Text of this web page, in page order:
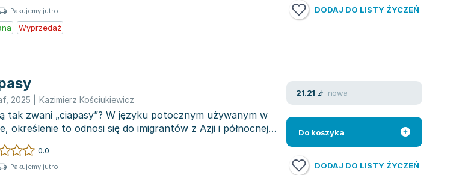
Pakujemy jutro
Wyprzedaż
DODAJ DO LISTY ŻYCZEŃ
2025 Kazimierz Kościukiewicz
tak zwani „ciapasy”? W języku potocznym używanym w
określenie to odnosi się do imigrantów z Azji i północnej
0.0
Pakujemy jutro
21.21 zł nowa
Do koszyka
DODAJ DO LISTY ŻYCZEŃ